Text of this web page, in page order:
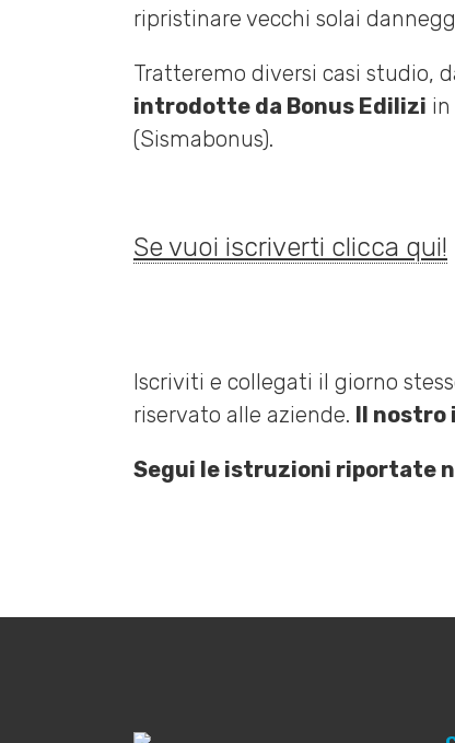
ripristinare vecchi solai
Tratteremo diversi casi studio,
introdotte da Bonus Edilizi
(Sismabonus).
Se vuoi iscriverti clicca qui!
Iscriviti e collegati il giorno
riservato alle aziende. Il nostro
Segui le istruzioni riportate